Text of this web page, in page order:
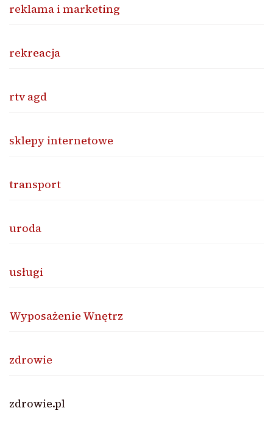
reklama i marketing
rekreacja
rtv agd
sklepy internetowe
transport
uroda
usługi
Wyposażenie Wnętrz
zdrowie
zdrowie.pl